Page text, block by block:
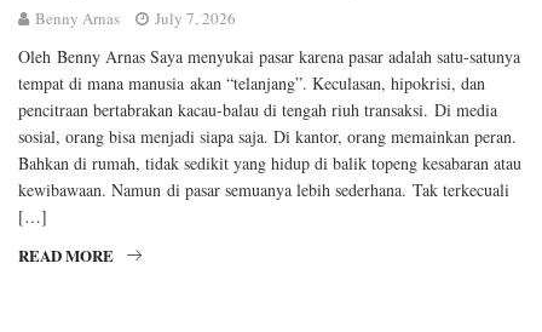
Benny Arnas July 7, 2026
Oleh Benny Arnas Saya menyukai pasar karena pasar adalah satu-satunya
tempat di mana manusia akan “telanjang”. Keculasan, hipokrisi, dan
pencitraan bertabrakan kacau-balau di tengah riuh transaksi. Di media
sosial, orang bisa menjadi siapa saja. Di kantor, orang memainkan peran.
Bahkan di rumah, tidak sedikit yang hidup di balik topeng kesabaran atau
kewibawaan. Namun di pasar semuanya lebih sederhana. Tak terkecuali
[…]
READ MORE